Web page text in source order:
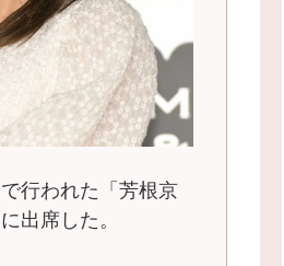
行われた「芳根京
出席した。